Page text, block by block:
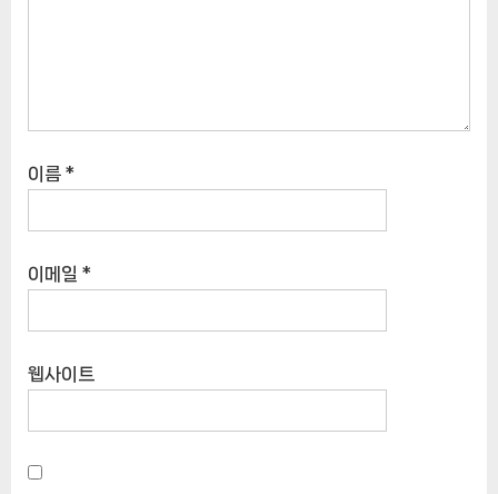
이름 *
이메일 *
웹사이트